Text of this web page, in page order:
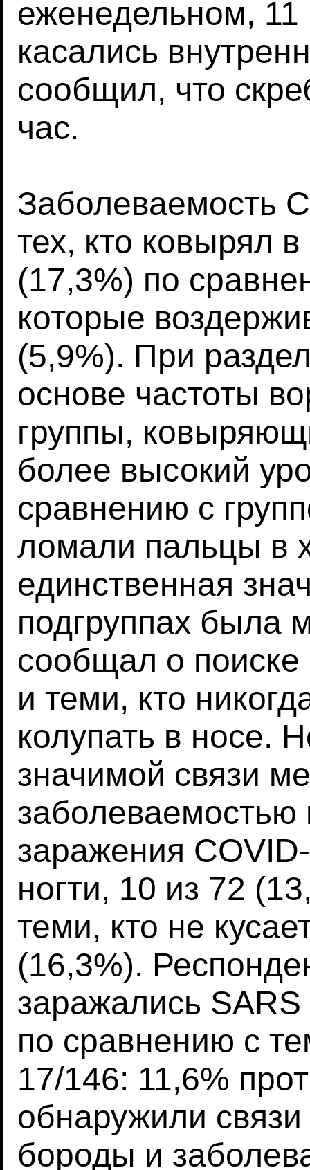
еженедельном,
касались
сообщил, что
час.
Заболеваемость
тех, кто ковырял
(17,3%) по
которые
(5,9%). При
основе частоты
группы,
более высокий
сравнению с
ломали пальцы в
единственная
подгруппах была
сообщал о
и теми, кто
колупать в носе.
значимой связи
заболеваемостью
заражения
ногти, 10 из 72
теми, кто не
(16,3%).
заражались
по сравнению с
17/146: 11,6%
обнаружили
бороды и